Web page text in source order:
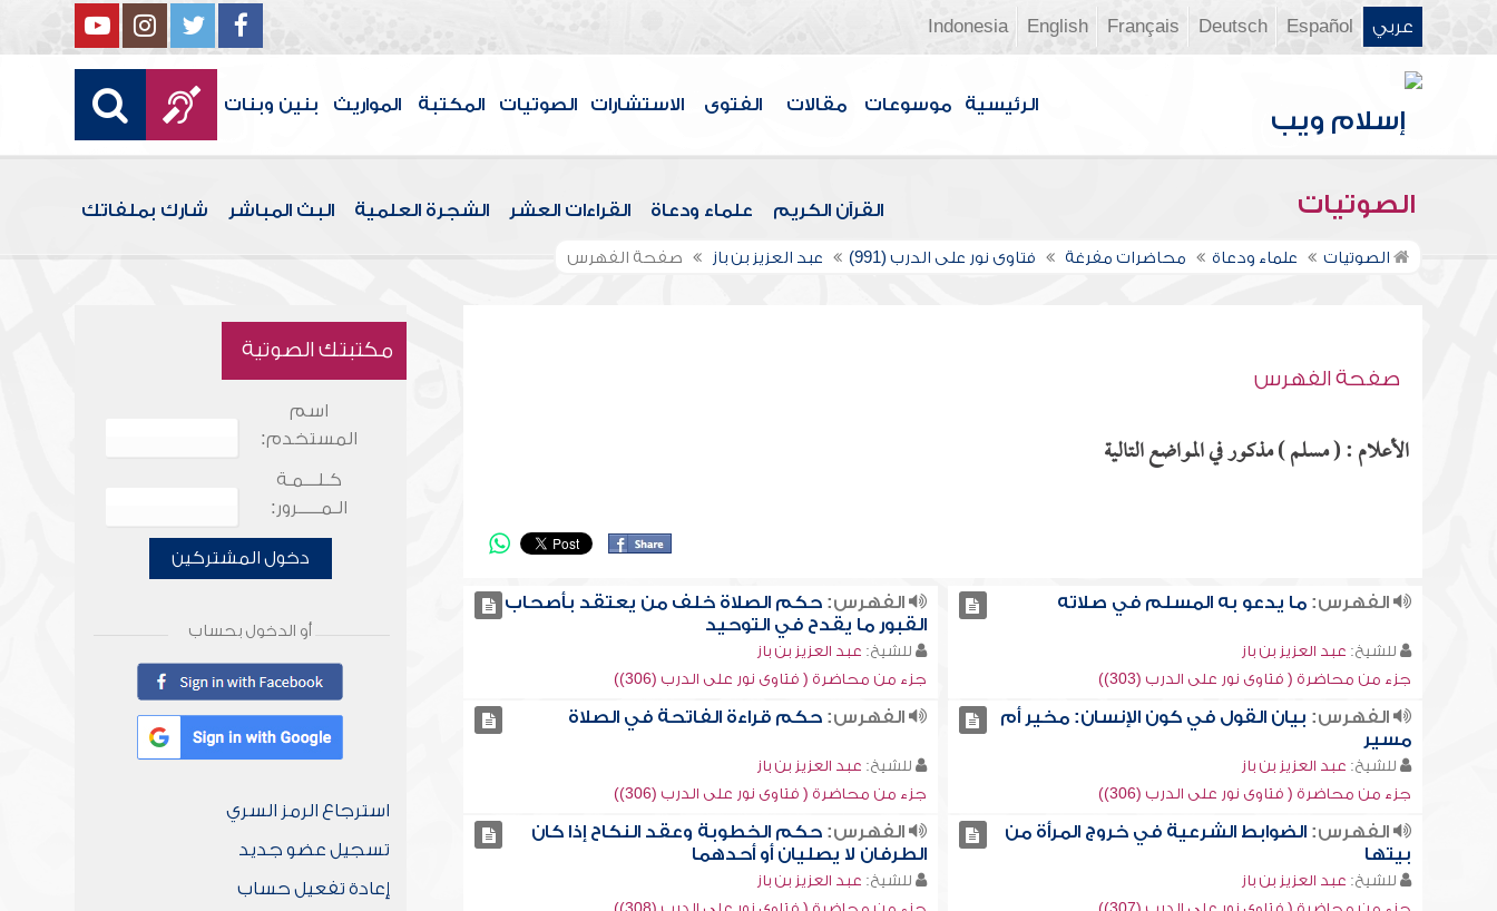
عربي Español
Deutsch
Français
English
Indonesia
الرئيسية موسوعات مقالات الفتوى الاستشارات الصوتيات المكتبة المواريث بنين وبنات
الصوتيات القرآن الكريم علماء ودعاة القراءات العشر الشجرة العلمية البث المباشر شارك بملفاتك
الصوتيات علماء ودعاة محاضرات مفرغة فتاوى نور على الدرب (991) عبد العزيز بن باز صفحة الفهرس
صفحة الفهرس
الأعلام : ( مسلم ) مذكور في المواضع التالية
الفهرس:ما يدعو به المسلم في صلاته
للشيخ: عبد العزيز بن باز
جزء من محاضرة ( فتاوى نور على الدرب (303))
الفهرس: حكم الصلاة خلف من يعتقد بأصحاب
القبور ما يقدح في التوحيد
للشيخ: عبد العزيز بن باز
جزء من محاضرة ( فتاوى نور على الدرب (306))
الفهرس: بيان القول في كون الإنسان: مخير أم
مسير
للشيخ: عبد العزيز بن باز
جزء من محاضرة ( فتاوى نور على الدرب (306))
الفهرس: حكم قراءة الفاتحة في الصلاة
للشيخ: عبد العزيز بن باز
جزء من محاضرة ( فتاوى نور على الدرب (306))
الفهرس:الضوابط الشرعية في خروج المرأة من
بيتها
للشيخ: عبد العزيز بن باز
الفهرس: حكم الخطوبة وعقد النكاح إذا كان
الطرفان لا يصليان أو أحدهما
للشيخ: عبد العزيز بن باز
مكتبتك الصوتية
اسم
المستخدم:
كـلـــمـة
الـمـــــرور:
دخول المشتركين
أو الدخول بحساب
استرجاع الرمز السري
تسجيل عضو جديد
إعادة تفعيل حساب